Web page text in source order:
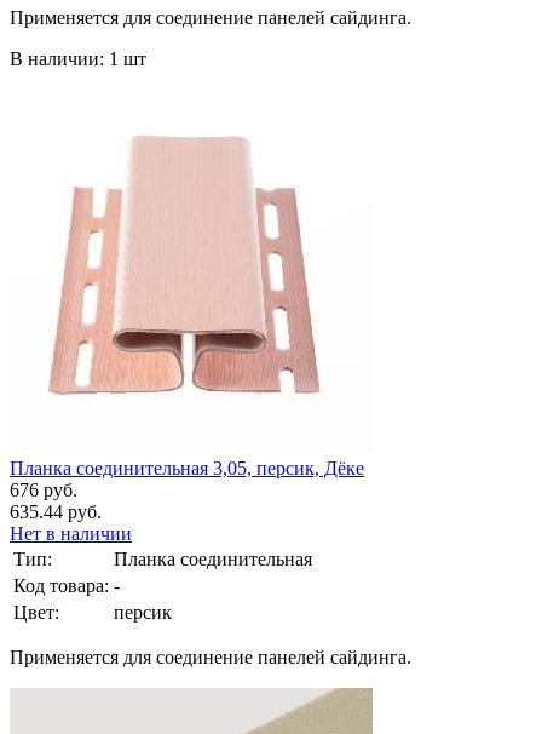
Применяется для соединение панелей сайдинга.
В наличии: 1 шт
Планка соединительная 3,05, персик, Дёке
676 руб.
635.44 руб.
Нет в наличии
Тип:
Планка соединительная
Код товара: -
Цвет:
персик
Применяется для соединение панелей сайдинга.